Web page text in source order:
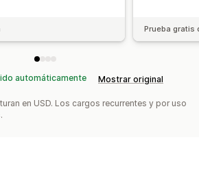
Prueba gratis
automáticamente Mostrar original
en USD. Los cargos recurrentes y por uso